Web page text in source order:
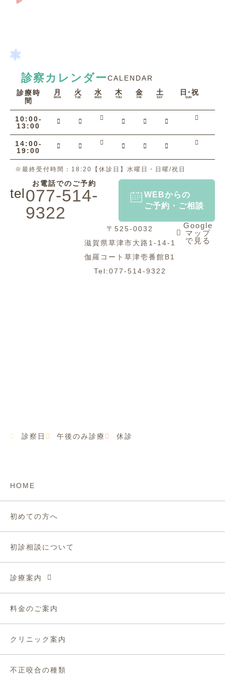
診察カレンダーCALENDAR
診療時
間
月
MON
火
TUE
水
WED
木
THU
金
FRI
土
SAT
日・祝
SUN
10:00-
13:00
14:00-
19:00
※最終受付時間：18:20【休診日】水曜日・日曜/祝日
お電話でのご予約
tel.077-514-
9322
WEBからの
ご予約・ご相談
〒525-0032
滋賀県草津市大路1-14-1
伽羅コート草津壱番館B1
Tel:077-514-9322
Google
マップ
で見る
診察日 午後のみ診療 休診
HOME
初めての方へ
初診相談について
診療案内
料金のご案内
クリニック案内
不正咬合の種類